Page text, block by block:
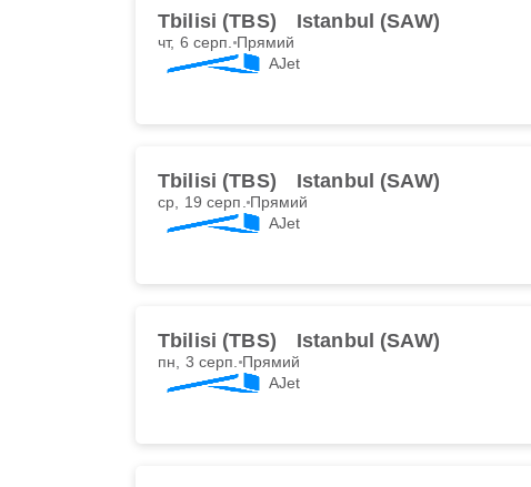
Tbilisi (TBS) Istanbul (SAW)
чт, 6 серп. Прямий
AJet
Tbilisi (TBS) Istanbul (SAW)
ср, 19 серп. Прямий
AJet
Tbilisi (TBS) Istanbul (SAW)
пн, 3 серп. Прямий
AJet